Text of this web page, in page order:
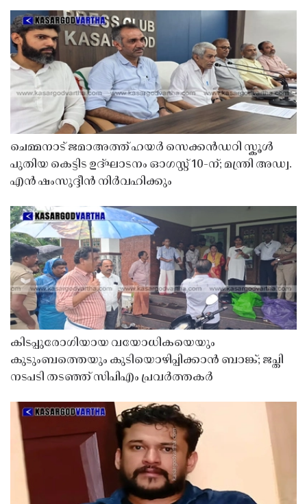
ചെമ്മനാട് ജമാഅത്ത് ഹയർ സെക്കൻഡറി സ്കൂൾ
പുതിയ കെട്ടിട ഉദ്ഘാടനം ഓഗസ്റ്റ് 10-ന്; മന്ത്രി അഡ്വ.
എൻ ഷംസുദ്ദീൻ നിർവഹിക്കും
കിടപ്പുരോഗിയായ വയോധികയെയും
കുടുംബത്തെയും കുടിയൊഴിപ്പിക്കാൻ ബാങ്ക്; ജപ്തി
നടപടി തടഞ്ഞ് സിപിഎം പ്രവർത്തകർ